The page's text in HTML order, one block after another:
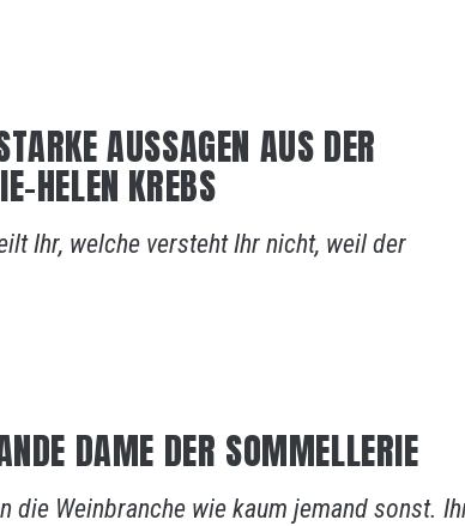
AUSSAGEN AUS DER
HELEN KREBS
Ihr, welche versteht Ihr nicht, weil der
DAME DER SOMMELLERIE
die Weinbranche wie kaum jemand sonst.